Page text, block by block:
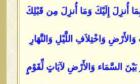
أُنزِلَ إِلَيْكَ وَمَا أُنزِلَ مِن قَبْلِكَ
وَاخْتِلاَفِ اللَّيْلِ وَالنَّهَارِ
السَّمَاء وَالأَرْضِ لآيَاتٍ لِّقَوْمٍ